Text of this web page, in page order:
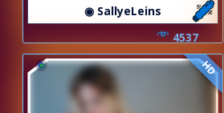
◉ SallyeLeins
4537
HD